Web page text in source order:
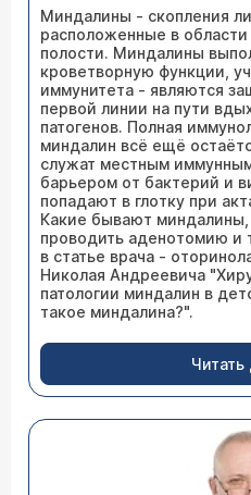
Миндалины - скопления
расположенные в
полости. Миндалины
кроветворную функции,
иммунитета - являются
первой линии на пути
патогенов. Полная
миндалин всё ещё
служат местным
барьером от бактерий и
попадают в глотку при
Какие бывают миндалины,
проводить аденотомию и
в статье врача -
Николая Андреевича
патологии миндалин в
такое миндалина?".
Читать